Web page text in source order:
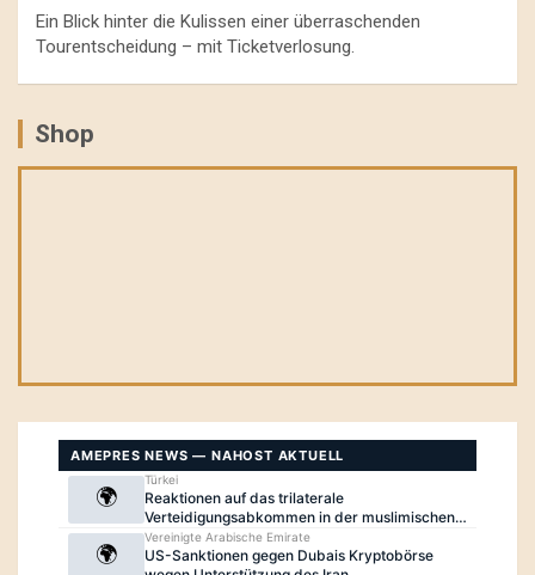
Ein Blick hinter die Kulissen einer überraschenden
Tourentscheidung – mit Ticketverlosung.
Shop